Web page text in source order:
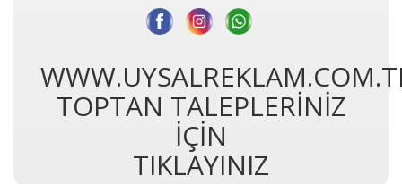
TOPTAN TALEPLERİNİZ
İÇİN
TIKLAYINIZ